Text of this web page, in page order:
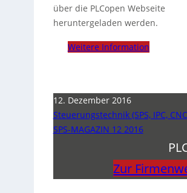
über die PLCopen Webseite
heruntergeladen werden.
Weitere Information
12. Dezember 2016
Steuerungstechnik (SPS, IPC,
SPS-MAGAZIN 12 2016
Zur